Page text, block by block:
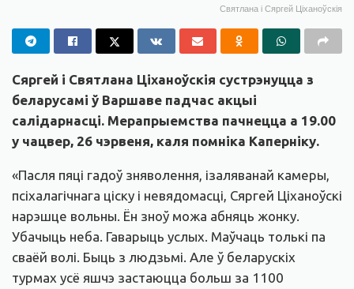
Святлана і Сяргей Ціханоўскія
Сяргей і Святлана Ціханоўскія сустрэнуцца з
беларусамі ў Варшаве падчас акцыі
салідарнасці. Мерапрыемства пачнецца а 19.00
у чацвер, 26 чэрвеня, каля помніка Каперніку.
«Пасля пяці гадоў зняволення, ізаляванай камеры,
псіхалагічнага ціску і невядомасці, Сяргей Ціханоўскі
нарэшце вольны. Ён зноў можа абняць жонку.
Убачыць неба. Гаварыць услых. Маўчаць толькі па
сваёй волі. Быць з людзьмі. Але ў беларускіх
турмах усё яшчэ застаюцца больш за 1100